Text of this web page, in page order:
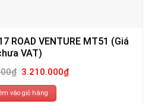
ROAD VENTURE MT51 (Giá
VAT)
₫ Giá
gốc
là:
3.310.000₫.
3.210.000₫Giá
hiện
vào giỏ hàng